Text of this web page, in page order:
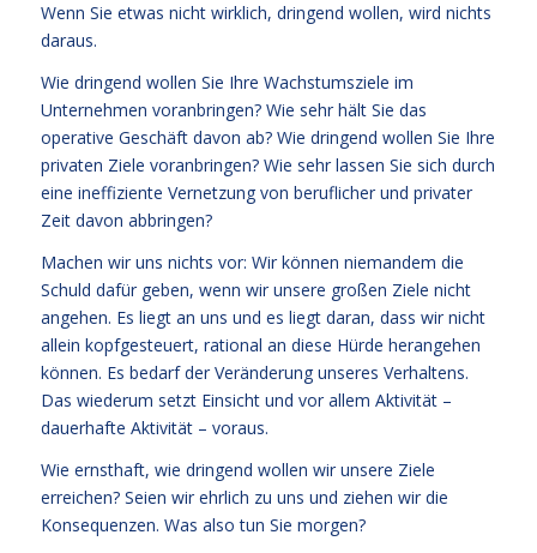
Wenn Sie etwas nicht wirklich, dringend wollen, wird nichts
daraus.
Wie dringend wollen Sie Ihre Wachstumsziele im
Unternehmen voranbringen? Wie sehr hält Sie das
operative Geschäft davon ab? Wie dringend wollen Sie Ihre
privaten Ziele voranbringen? Wie sehr lassen Sie sich durch
eine ineffiziente Vernetzung von beruflicher und privater
Zeit davon abbringen?
Machen wir uns nichts vor: Wir können niemandem die
Schuld dafür geben, wenn wir unsere großen Ziele nicht
angehen. Es liegt an uns und es liegt daran, dass wir nicht
allein kopfgesteuert, rational an diese Hürde herangehen
können. Es bedarf der Veränderung unseres Verhaltens.
Das wiederum setzt Einsicht und vor allem Aktivität –
dauerhafte Aktivität – voraus.
Wie ernsthaft, wie dringend wollen wir unsere Ziele
erreichen? Seien wir ehrlich zu uns und ziehen wir die
Konsequenzen. Was also tun Sie morgen?